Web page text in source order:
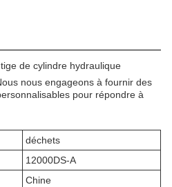
de cylindre hydraulique
nous engageons à fournir des
pour répondre à
déchets
12000DS-A
Chine